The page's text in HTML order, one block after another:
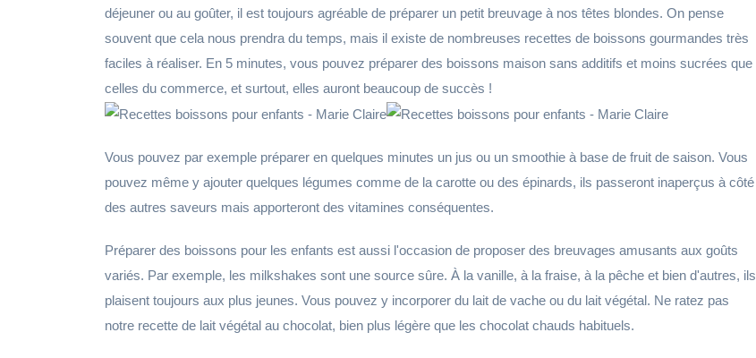
déjeuner ou au goûter, il est toujours agréable de préparer un petit breuvage à nos têtes blondes. On pense
souvent que cela nous prendra du temps, mais il existe de nombreuses recettes de boissons gourmandes très
faciles à réaliser. En 5 minutes, vous pouvez préparer des boissons maison sans additifs et moins sucrées que
celles du commerce, et surtout, elles auront beaucoup de succès !
Vous pouvez par exemple préparer en quelques minutes un jus ou un smoothie à base de fruit de saison. Vous
pouvez même y ajouter quelques légumes comme de la carotte ou des épinards, ils passeront inaperçus à côté
des autres saveurs mais apporteront des vitamines conséquentes.
Préparer des boissons pour les enfants est aussi l'occasion de proposer des breuvages amusants aux goûts
variés. Par exemple, les milkshakes sont une source sûre. À la vanille, à la fraise, à la pêche et bien d'autres, ils
plaisent toujours aux plus jeunes. Vous pouvez y incorporer du lait de vache ou du lait végétal. Ne ratez pas
notre recette de lait végétal au chocolat, bien plus légère que les chocolat chauds habituels.